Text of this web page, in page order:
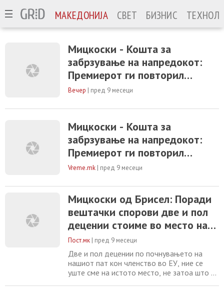
МАКЕДОНИЈА СВЕТ БИЗНИС
Мицкоски - Кошта за
забрзување на напредокот:
Премиерот ги повторил
достоинствените позиции на
Вечер | пред 9 месеци
Мицкоски - Кошта за
забрзување на напредокот:
Премиерот ги повторил
достоинствените позиции на
Vreme.mk | пред 9 месеци
Мицкоски од Брисел: Поради
вештачки спорови две и пол
децении стоиме во место на
нашиот европски пат
Пост.мк | пред 9 месеци
Две и пол децении по почнувањето на
нашиот пат кон членство во ЕУ, ние се
уште сме на истото место, не затоа што не